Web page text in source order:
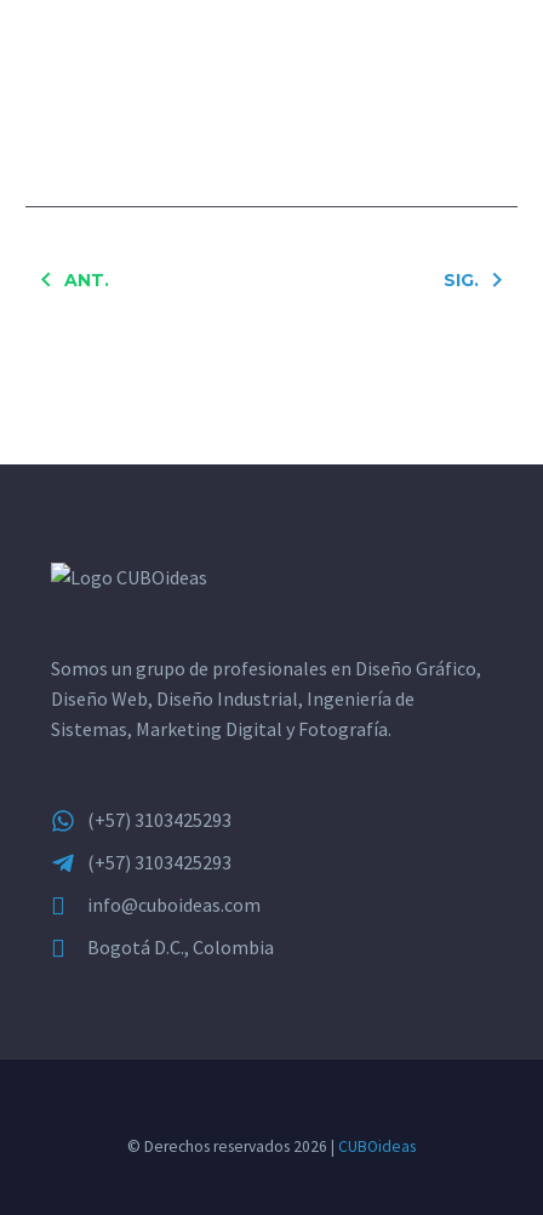
ANT. SIG.
Somos un grupo de profesionales en Diseño Gráfico,
Diseño Web, Diseño Industrial, Ingeniería de
Sistemas, Marketing Digital y Fotografía.
(+57) 3103425293
(+57) 3103425293
info@cuboideas.com
Bogotá D.C., Colombia
© Derechos reservados 2026 | CUBOideas